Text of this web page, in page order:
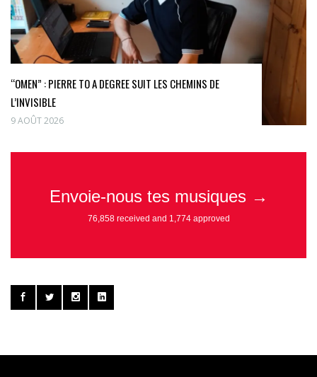
“OMEN” : PIERRE TO A DEGREE SUIT LES CHEMINS DE
L’INVISIBLE
9 AOÛT 2026